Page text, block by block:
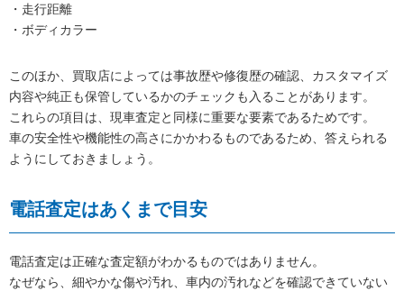
・走行距離
・ボディカラー
このほか、買取店によっては事故歴や修復歴の確認、カスタマイズ
内容や純正も保管しているかのチェックも入ることがあります。
これらの項目は、現車査定と同様に重要な要素であるためです。
車の安全性や機能性の高さにかかわるものであるため、答えられる
ようにしておきましょう。
電話査定はあくまで目安
電話査定は正確な査定額がわかるものではありません。
なぜなら、細やかな傷や汚れ、車内の汚れなどを確認できていない